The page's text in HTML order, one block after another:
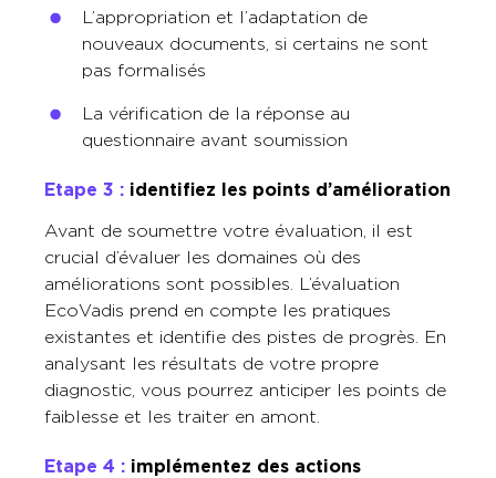
L’appropriation et l’adaptation de
nouveaux documents, si certains ne sont
pas formalisés
La vérification de la réponse au
questionnaire avant soumission
Etape 3 : identifiez les points d’amélioration
Avant de soumettre votre évaluation, il est
crucial d’évaluer les domaines où des
améliorations sont possibles. L’évaluation
EcoVadis prend en compte les pratiques
existantes et identifie des pistes de progrès. En
analysant les résultats de votre propre
diagnostic, vous pourrez anticiper les points de
faiblesse et les traiter en amont.
Etape 4 : implémentez des actions